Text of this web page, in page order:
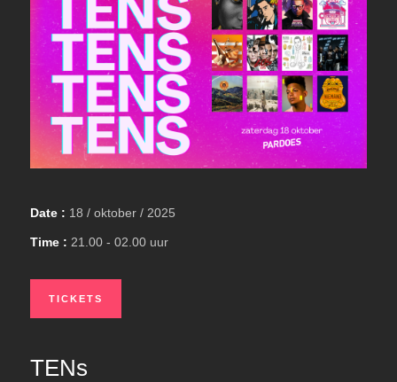
Date : 18 / oktober / 2025
Time : 21.00 - 02.00 uur
TICKETS
TENs